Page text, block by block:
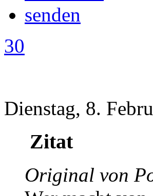
30
Dienstag, 8.
Zitat
Original von